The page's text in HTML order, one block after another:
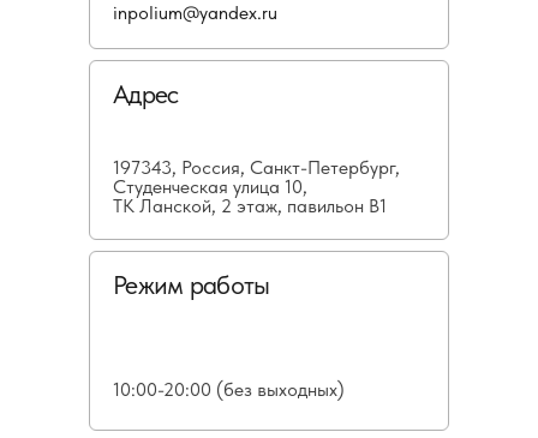
Адрес
197343, Россия, Санкт-Петербург,
Студенческая улица 10,
ТК Ланской, 2 этаж, павильон В1
Режим работы
10:00-20:00 (без выходных)
inpolium@yandex.ru